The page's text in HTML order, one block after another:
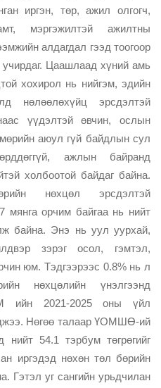
иргэн, төр, ажил олгогч,
мэргэжилтэй ажилтны
алдагдал гээд тоогоор
учирдаг. Цаашлаад хүний амь
хохирол нь нийгэм, эдийн
нөлөөлөхүйц эрсдэлтэй
үүдэлтэй өвчин, ослын
аюул гүй байдлын сул
ажлын байранд
холбоотой байдаг байна.
нөхцөл эрсдэлтэй
мянга орчим байгаа нь нийт
байна. Энэ нь уул уурхай,
зэрэг осол, гэмтэл,
юм. Тэдгээрээс 0.8% нь л
нөхцөлийн үнэлгээнд
ийн 2021-2025 оны үйл
Нөгөө талаар ҮОМШӨ-ий
нийт 54.1 тэрбум төгрөгийг
иргэдэд нөхөн төл бөрийн
Гэтэл уг сангийн урьдчилан